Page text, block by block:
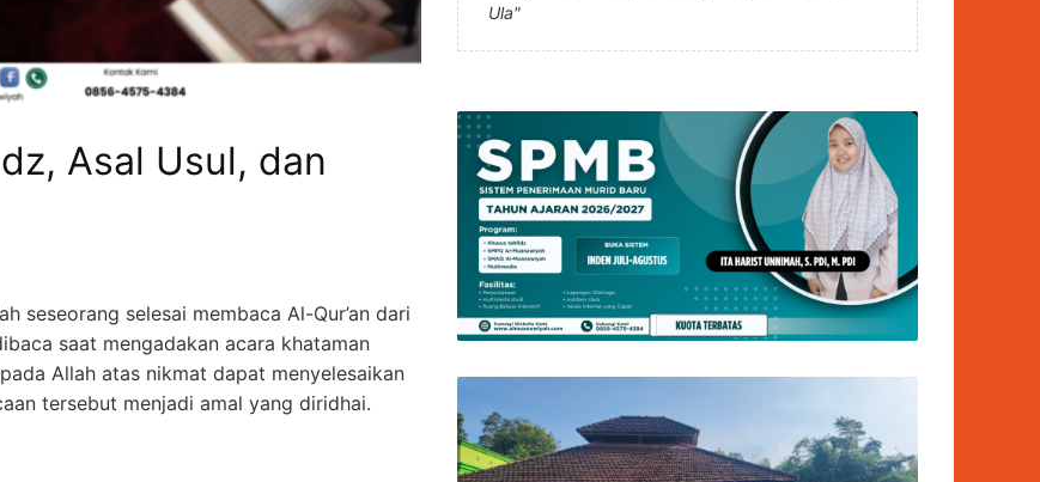
Asal Usul, dan
seseorang selesai membaca Al-Qur’an dari
saat mengadakan acara khataman
Allah atas nikmat dapat menyelesaikan
tersebut menjadi amal yang diridhai.
Ula"